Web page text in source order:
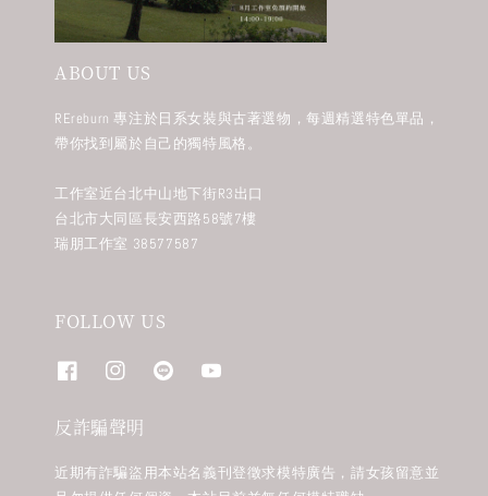
ABOUT US
REreburn 專注於日系女裝與古著選物，每週精選特色單品，
帶你找到屬於自己的獨特風格。
工作室近台北中山地下街R3出口
台北市大同區長安西路58號7樓
瑞朋工作室 38577587
FOLLOW US
反詐騙聲明
近期有詐騙盜用本站名義刊登徵求模特廣告，請女孩留意並